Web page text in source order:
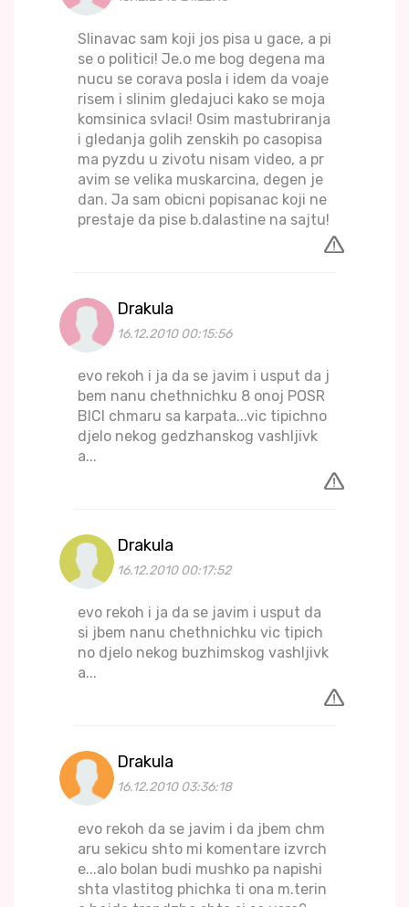
Slinavac sam koji jos pisa u gace, a pi
se o politici! Je.o me bog degena ma
nucu se corava posla i idem da voaje
risem i slinim gledajuci kako se moja
komsinica svlaci! Osim mastubriranja
i gledanja golih zenskih po casopisa
ma pyzdu u zivotu nisam video, a pr
avim se velika muskarcina, degen je
dan. Ja sam obicni popisanac koji ne
prestaje da pise b.dalastine na sajtu!
Drakula
16.12.2010 00:15:56
evo rekoh i ja da se javim i usput da j
bem nanu chethnichku 8 onoj POSR
BICI chmaru sa karpata...vic tipichno
djelo nekog gedzhanskog vashljivk
a...
Drakula
16.12.2010 00:17:52
evo rekoh i ja da se javim i usput da
si jbem nanu chethnichku vic tipich
no djelo nekog buzhimskog vashljivk
a...
Drakula
16.12.2010 03:36:18
evo rekoh da se javim i da jbem chm
aru sekicu shto mi komentare izvrch
e...alo bolan budi mushko pa napishi
shta vlastitog phichka ti ona m.terin